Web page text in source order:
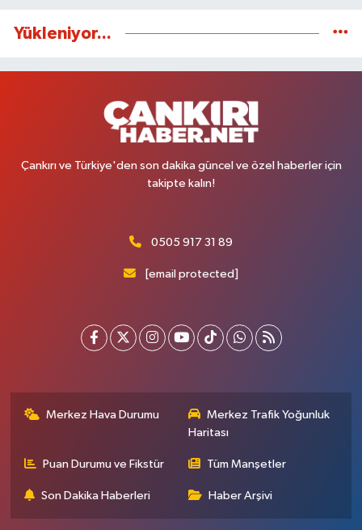
Yükleniyor...
Çankırı ve Türkiye'den son dakika güncel ve özel haberler için
takipte kalın!
0505 917 31 89
[email protected]
Merkez Hava Durumu
Merkez Trafik Yoğunluk
Haritası
Puan Durumu ve Fikstür Tüm Manşetler
Son Dakika Haberleri Haber Arşivi